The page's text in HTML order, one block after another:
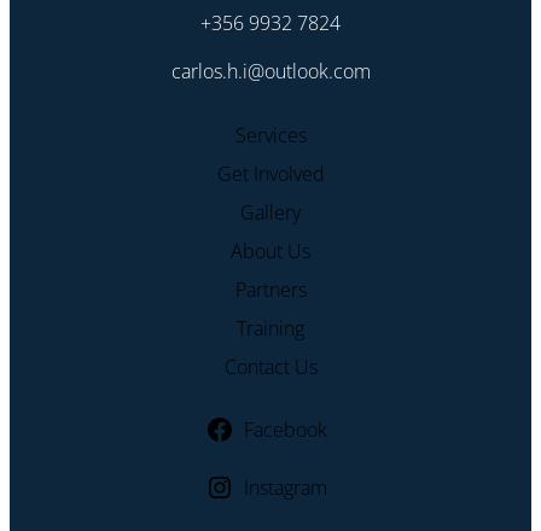
+356 9932 7824
carlos.h.i@outlook.com
Services
Get Involved
Gallery
About Us
Partners
Training
Contact Us
Facebook
Instagram